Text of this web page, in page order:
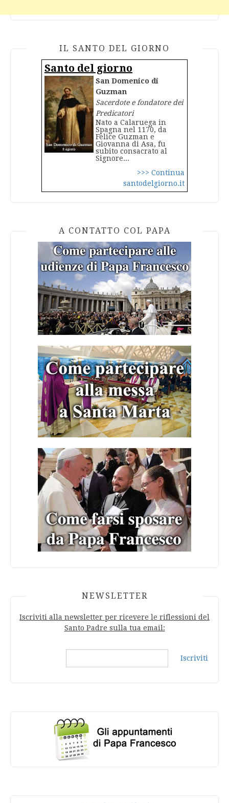
IL SANTO DEL GIORNO
Santo del giorno
San Domenico di
Guzman
Sacerdote e fondatore dei
Predicatori
Nato a Calaruega in
Spagna nel 1170, da
Felice Guzman e
Giovanna di Asa, fu
subito consacrato al
Signore...
>>> Continua
santodelgiorno.it
A CONTATTO COL PAPA
NEWSLETTER
Iscriviti alla newsletter per ricevere le riflessioni del
Santo Padre sulla tua email:
Iscriviti